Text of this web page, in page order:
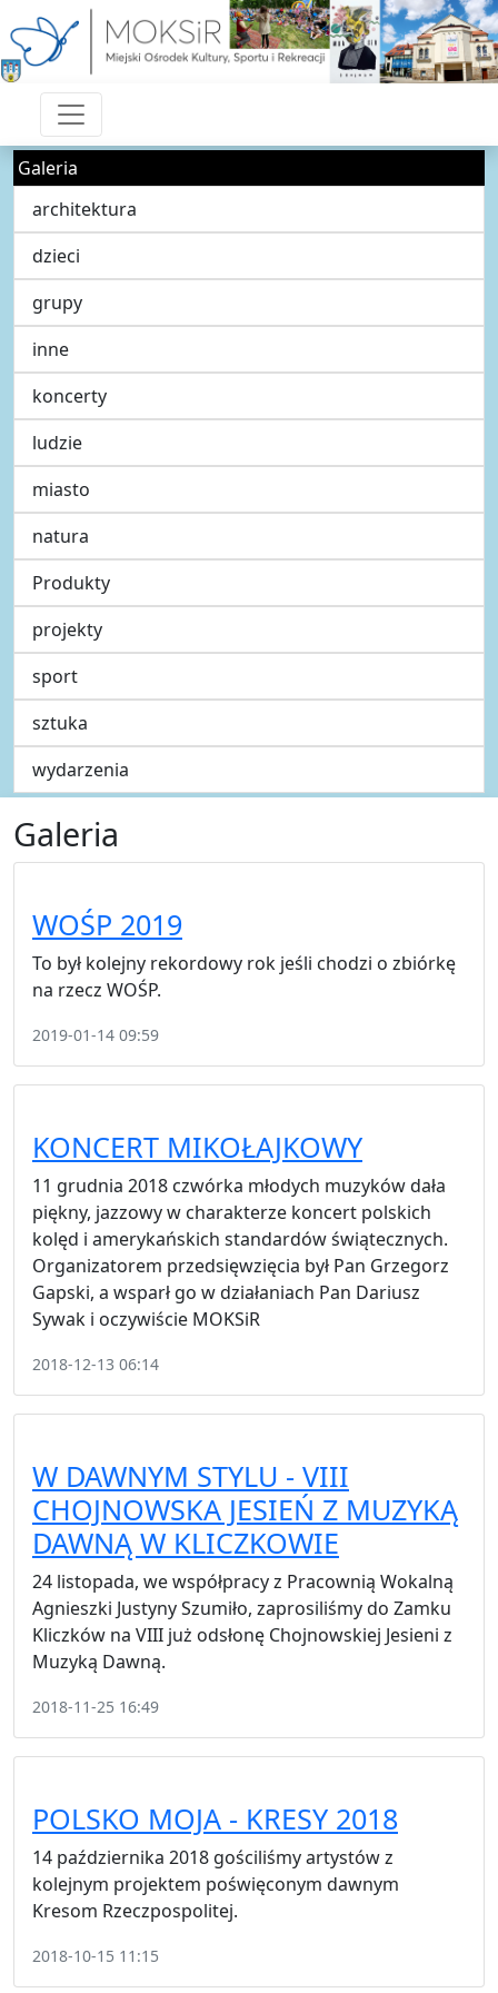
Galeria
architektura
dzieci
grupy
inne
koncerty
ludzie
miasto
natura
Produkty
projekty
sport
sztuka
wydarzenia
Galeria
WOŚP 2019
To był kolejny rekordowy rok jeśli chodzi o zbiórkę
na rzecz WOŚP.
2019-01-14 09:59
KONCERT MIKOŁAJKOWY
11 grudnia 2018 czwórka młodych muzyków dała
piękny, jazzowy w charakterze koncert polskich
kolęd i amerykańskich standardów świątecznych.
Organizatorem przedsięwzięcia był Pan Grzegorz
Gapski, a wsparł go w działaniach Pan Dariusz
Sywak i oczywiście MOKSiR
2018-12-13 06:14
W DAWNYM STYLU - VIII
CHOJNOWSKA JESIEŃ Z MUZYKĄ
DAWNĄ W KLICZKOWIE
24 listopada, we współpracy z Pracownią Wokalną
Agnieszki Justyny Szumiło, zaprosiliśmy do Zamku
Kliczków na VIII już odsłonę Chojnowskiej Jesieni z
Muzyką Dawną.
2018-11-25 16:49
POLSKO MOJA - KRESY 2018
14 października 2018 gościliśmy artystów z
kolejnym projektem poświęconym dawnym
Kresom Rzeczpospolitej.
2018-10-15 11:15